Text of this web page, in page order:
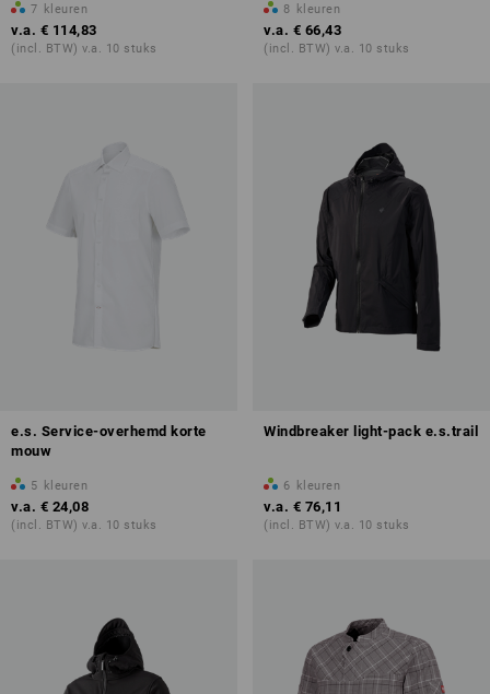
7 kleuren
v.a. € 114,83
(incl. BTW) v.a. 10 stuks
8 kleuren
v.a. € 66,43
(incl. BTW) v.a. 10 stuks
e.s. Service-overhemd korte
mouw
5 kleuren
v.a. € 24,08
(incl. BTW) v.a. 10 stuks
Windbreaker light-pack e.s.trail
6 kleuren
v.a. € 76,11
(incl. BTW) v.a. 10 stuks